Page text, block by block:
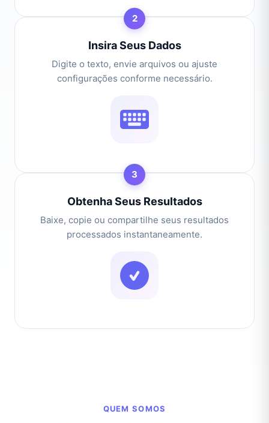
2
Insira Seus Dados
Digite o texto, envie arquivos ou ajuste
configurações conforme necessário.
3
Obtenha Seus Resultados
Baixe, copie ou compartilhe seus resultados
processados instantaneamente.
QUEM SOMOS